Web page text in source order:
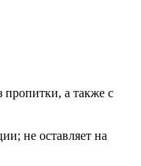
пропитки, а также с
не оставляет на